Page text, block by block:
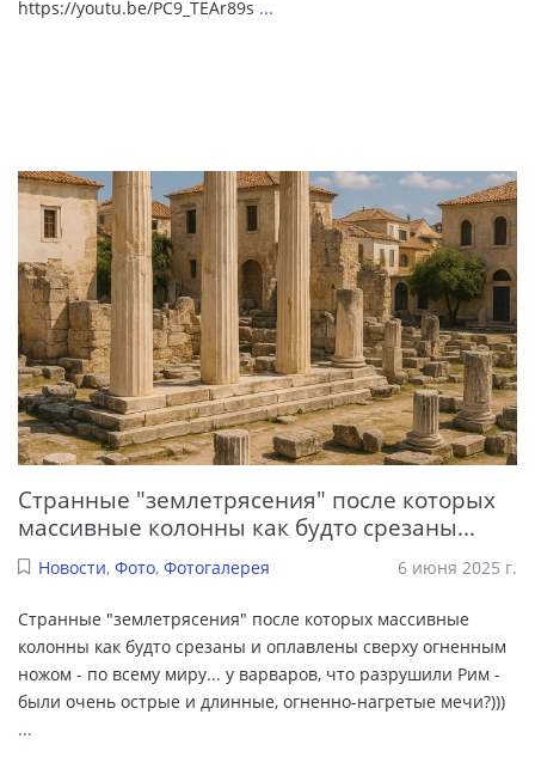
https://youtu.be/PC9_TEAr89s ...
Странные "землетрясения" после которых
массивные колонны как будто срезаны...
Новости, Фото, Фотогалерея 6 июня 2025 г.
Странные "землетрясения" после которых массивные
колонны как будто срезаны и оплавлены сверху огненным
ножом - по всему миру... у варваров, что разрушили Рим -
были очень острые и длинные, огненно-нагретые мечи?)))
...